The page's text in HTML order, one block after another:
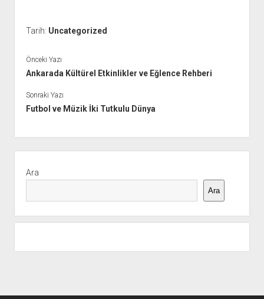
Tarih: Uncategorized
Önceki Yazı
Ankarada Kültürel Etkinlikler ve Eğlence Rehberi
Sonraki Yazı
Futbol ve Müzik İki Tutkulu Dünya
Menü
Ara
Ara